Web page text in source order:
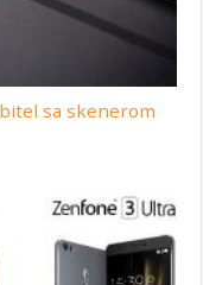
sa skenerom